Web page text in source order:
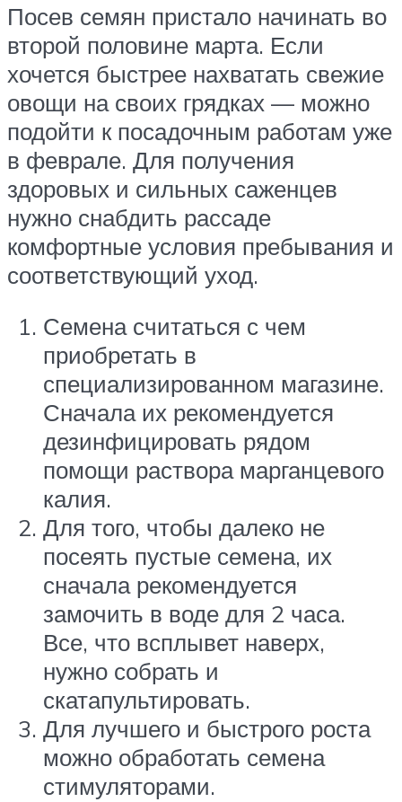
Посев семян пристало начинать во
второй половине марта. Если
хочется быстрее нахватать свежие
овощи на своих грядках — можно
подойти к посадочным работам уже
в феврале. Для получения
здоровых и сильных саженцев
нужно снабдить рассаде
комфортные условия пребывания и
соответствующий уход.
Семена считаться с чем
приобретать в
специализированном магазине.
Сначала их рекомендуется
дезинфицировать рядом
помощи раствора марганцевого
калия.
Для того, чтобы далеко не
посеять пустые семена, их
сначала рекомендуется
замочить в воде для 2 часа.
Все, что всплывет наверх,
нужно собрать и
скатапультировать.
Для лучшего и быстрого роста
можно обработать семена
стимуляторами.